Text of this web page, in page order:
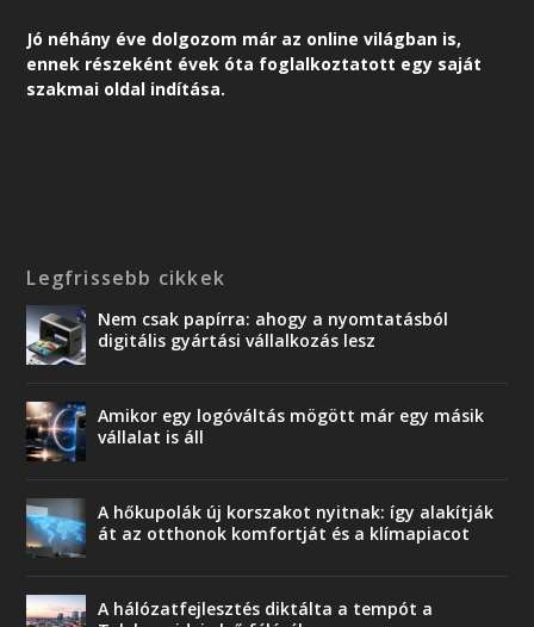
Jó néhány éve dolgozom már az online világban is,
ennek részeként évek óta foglalkoztatott egy saját
szakmai oldal indítása.
Legfrissebb cikkek
Nem csak papírra: ahogy a nyomtatásból
digitális gyártási vállalkozás lesz
Amikor egy logóváltás mögött már egy másik
vállalat is áll
A hőkupolák új korszakot nyitnak: így alakítják
át az otthonok komfortját és a klímapiacot
A hálózatfejlesztés diktálta a tempót a